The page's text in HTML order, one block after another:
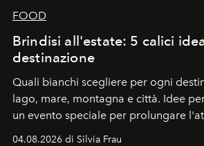
FOOD
Brindisi all'estate: 5 calici
destinazione
Quali bianchi scegliere per ogni
lago, mare, montagna e città. Idee
un evento speciale per prolungare
04.08.2026 di Silvia Frau